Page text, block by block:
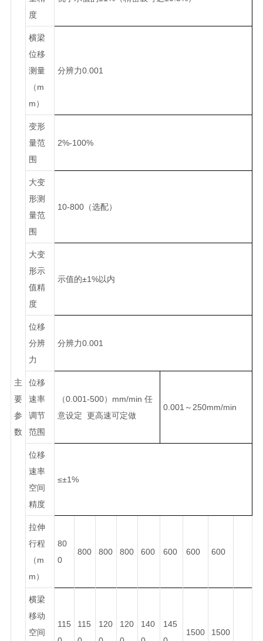
主
要
参
数
度
横梁
位移
测量
（m
m）
分辨力0.001
变形
量范
围
2%-100%
大变
形测
量范
围
10-800（选配）
大变
形示
值精
度
示值的±1%以内
位移
分辨
力
分辨力0.001
位移
速率
调节
范围
（0.001-500）mm/min 任
意设定 更高速可定做
0.001～250mm/min
位移
速率
空间
精度
≤±1%
拉伸
行程
（m
m）
80
0
800 800 800 600 600 600 600
横梁
移动
空间
115
115
120
120
140
145
1500 1500